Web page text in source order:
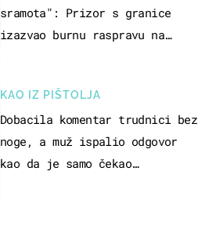
sramota": Prizor s granice
izazvao burnu raspravu na
KAO IZ PIŠTOLJA
Dobacila komentar trudnici bez
noge, a muž ispalio odgovor
kao da je samo čekao…